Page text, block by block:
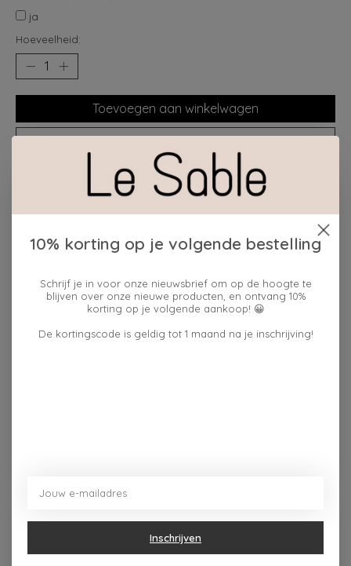
ja
Hoeveelheid:
Toevoegen aan winkelwagen
Plaats bestelling
Toevoegen om te vergelijken
Beschrijving Reviews (0)
Het bordje heeft precies de juiste afmeting om je
favoriete ontbijt op te serveren, met een fijne strakke
vorm die toch gezellig oogt. Het is ideaal voor wie zijn
10% korting op je volgende bestelling
Schrijf je in voor onze nieuwsbrief om op de hoogte te
blijven over onze nieuwe producten, en ontvang 10%
korting op je volgende aankoop! 😀
De kortingscode is geldig tot 1 maand na je inschrijving!
Inschrijven